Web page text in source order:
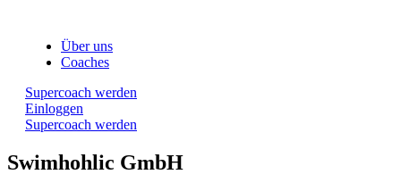
Über uns
Coaches
Supercoach werden
Einloggen
Supercoach werden
Swimhohlic GmbH